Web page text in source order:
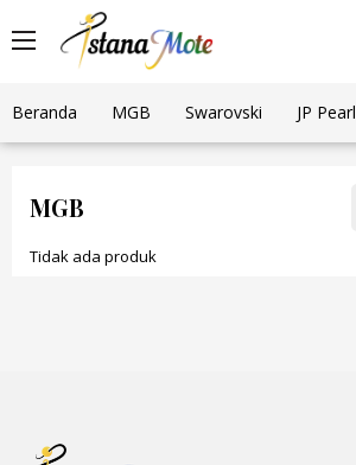
Beranda MGB Swarovski JP Pearl
MGB
Tidak ada produk